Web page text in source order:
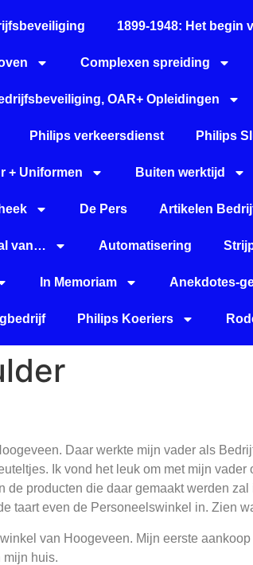
1899-1948: Het begin
Complexen spreiding
OAR+ Opleidingen
Philips verkeersdienst Philips
+ Uniformen Buiten werktijd
De Pers Artikelen
van… Automatisering
In Memoriam Anekdotes-
Philips Koeriers
Daar werkte mijn vader als
Ik vond het leuk om met mijn
producten die daar gemaakt werden
taart even de Personeelswinkel in. Zien
van Hoogeveen. Mijn eerste
mijn huis.